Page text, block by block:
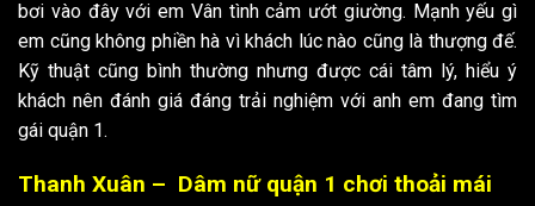
bơi vào đây với em Vân tình cảm ướt giường. Mạnh yếu gì
em cũng không phiền hà vì khách lúc nào cũng là thượng đế.
Kỹ thuật cũng bình thường nhưng được cái tâm lý, hiểu ý
khách nên đánh giá đáng trải nghiệm với anh em đang tìm
gái quận 1.
Thanh Xuân – Dâm nữ quận 1 chơi thoải mái